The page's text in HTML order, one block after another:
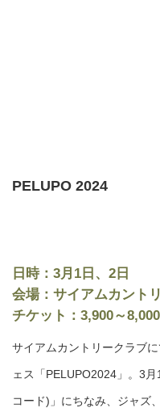
PELUPO 2024
日時：3月1日、2日
会場：サイアムカント
チケット：3,900～
サイアムカントリークラブ
ェス「PELUPO2024」。3
コード)」にちなみ、ジャズ